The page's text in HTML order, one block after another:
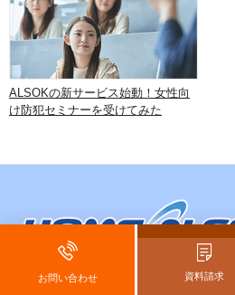
ALSOKの新サービス始動！女性向
け防犯セミナーを受けてみた
お問い合わせ 資料請求